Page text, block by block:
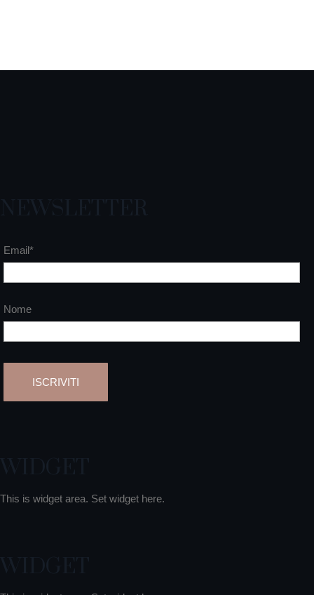
Email*
Nome
This is widget area. Set widget here.